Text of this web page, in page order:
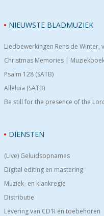
NIEUWSTE BLADMUZIEK
Liedbewerkingen Rens de
Christmas Memories |
Psalm 128 (SATB)
Alleluia (SATB)
Be still for the presence of the
DIENSTEN
(Live) Geluidsopnames
Digital editing en mastering
Muziek- en klankregie
Distributie
Levering van CD'R en toebehoren